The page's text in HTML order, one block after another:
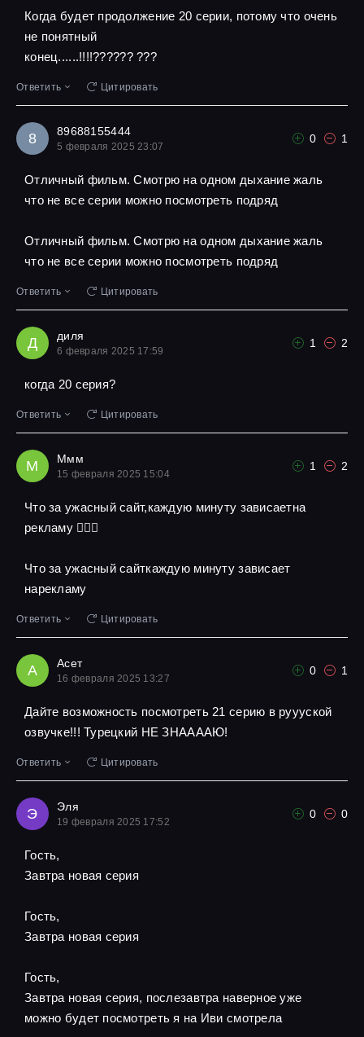
Когда будет продолжение 20 серии, потому что очень
не понятный
конец......!!!!?????? ???
Ответить Цитировать
8 89688155444
5 февраля 2025 23:07
0 1
Отличный фильм. Смотрю на одном дыхание жаль
что не все серии можно посмотреть подряд
Отличный фильм. Смотрю на одном дыхание жаль
что не все серии можно посмотреть подряд
Ответить Цитировать
Д диля
6 февраля 2025 17:59
1 2
когда 20 серия?
Ответить Цитировать
М Ммм
15 февраля 2025 15:04
1 2
Что за ужасный сайт,каждую минуту зависаетна
рекламу 🤦🏾‍♀️
Что за ужасный сайткаждую минуту зависает
нарекламу
Ответить Цитировать
А Асет
16 февраля 2025 13:27
0 1
Дайте возможность посмотреть 21 серию в руууской
озвучке!!! Турецкий НЕ ЗНААААЮ!
Ответить Цитировать
Э Эля
19 февраля 2025 17:52
0 0
Гость,
Завтра новая серия
Гость,
Завтра новая серия
Гость,
Завтра новая серия, послезавтра наверное уже
можно будет посмотреть я на Иви смотрела